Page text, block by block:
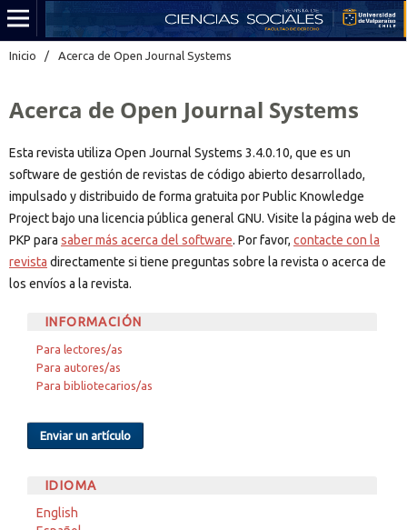
Inicio / Acerca de Open Journal Systems
Acerca de Open Journal Systems
Esta revista utiliza Open Journal Systems 3.4.0.10, que es un
software de gestión de revistas de código abierto desarrollado,
impulsado y distribuido de forma gratuita por Public Knowledge
Project bajo una licencia pública general GNU. Visite la página web de
PKP para saber más acerca del software. Por favor, contacte con la
revista directamente si tiene preguntas sobre la revista o acerca de
los envíos a la revista.
INFORMACIÓN
Para lectores/as
Para autores/as
Para bibliotecarios/as
Enviar un artículo
IDIOMA
English